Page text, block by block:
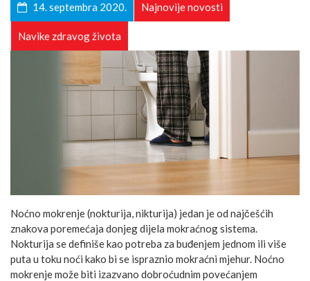
14. septembra 2020. Najnovije novosti
Navike zdravog života
Noćno mokrenje (nokturija, nikturija) jedan je od najčešćih
znakova poremećaja donjeg dijela mokraćnog sistema.
Nokturija se definiše kao potreba za buđenjem jednom ili više
puta u toku noći kako bi se ispraznio mokraćni mjehur. Noćno
mokrenje može biti izazvano dobroćudnim povećanjem